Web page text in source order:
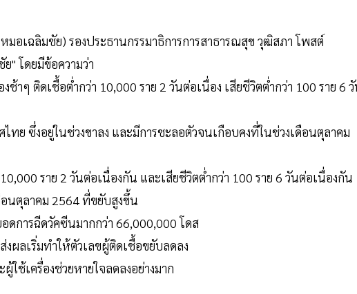
อเฉลิมชัย) รองประธานกรรมาธิการการสาธารณสุข วุฒิสภา โพสต์
" โดยมีข้อความว่า
ช้าๆ ติดเชื้อต่ำกว่า 10,000 ราย 2 วันต่อเนื่อง เสียชีวิตต่ำกว่า 100 ราย 6
ทย ซึ่งอยู่ในช่วงขาลง และมีการชะลอตัวจนเกือบคงที่ในช่วงเดือนตุลาคม
ราย 2 วันต่อเนื่องกัน และเสียชีวิตต่ำกว่า 100 ราย 6 วันต่อเนื่องกัน
อนตุลาคม 2564 ที่ขยับสูงขึ้น
ดการฉีดวัคซีนมากกว่า 66,000,000 โดส
ผลเริ่มทำให้ตัวเลขผู้ติดเชื้อขยับลดลง
ช้เครื่องช่วยหายใจลดลงอย่างมาก